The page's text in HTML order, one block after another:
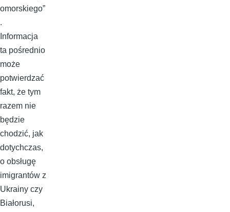
omorskiego”
.
Informacja
ta pośrednio
może
potwierdzać
fakt, że tym
razem nie
będzie
chodzić, jak
dotychczas,
o obsługę
imigrantów z
Ukrainy czy
Białorusi,